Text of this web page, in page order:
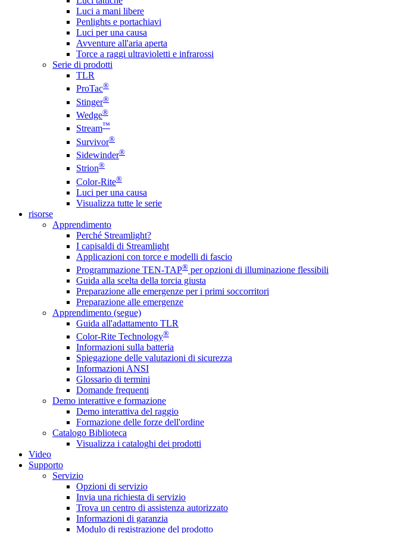
Luci a mani libere
Penlights e portachiavi
Luci per una causa
Avventure all'aria aperta
Torce a raggi ultravioletti e infrarossi
Serie di prodotti
TLR
ProTac®
Stinger®
Wedge®
Stream™
Survivor®
Sidewinder®
Strion®
Color-Rite®
Luci per una causa
Visualizza tutte le serie
risorse
Apprendimento
Perché Streamlight?
I capisaldi di Streamlight
Applicazioni con torce e modelli di fascio
Programmazione TEN-TAP® per opzioni di illuminazione flessibili
Guida alla scelta della torcia giusta
Preparazione alle emergenze per i primi soccorritori
Preparazione alle emergenze
Apprendimento (segue)
Guida all'adattamento TLR
Color-Rite Technology®
Informazioni sulla batteria
Spiegazione delle valutazioni di sicurezza
Informazioni ANSI
Glossario di termini
Domande frequenti
Demo interattive e formazione
Demo interattiva del raggio
Formazione delle forze dell'ordine
Catalogo Biblioteca
Visualizza i cataloghi dei prodotti
Video
Supporto
Servizio
Opzioni di servizio
Invia una richiesta di servizio
Trova un centro di assistenza autorizzato
Informazioni di garanzia
Modulo di registrazione del prodotto